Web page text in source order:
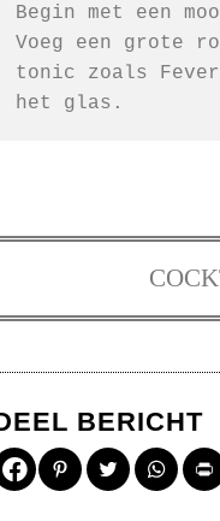
Begin met een
Voeg een grote
tonic zoals
het glas.
BERICHT
PinterestTwitter